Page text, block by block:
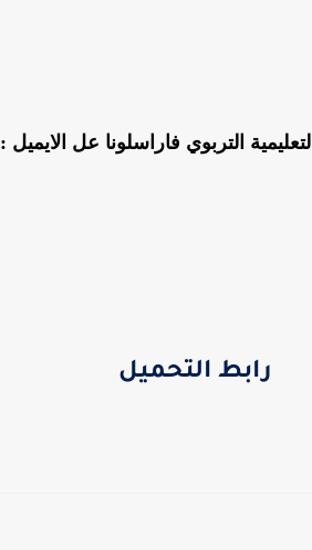
التربوي فاراسلونا عل الايميل :
رابط التحميل